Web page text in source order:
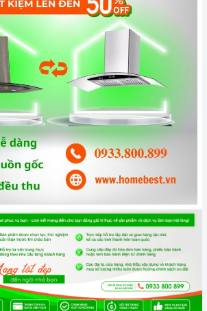
Turbin đôi
dựa trên nguyên tắc của quạt thông
màng lọc. Máy thường bao gồm các bộ
lớp toa inox bên ngoài, hệ thống dẫn khí,
chiếu sáng, bảng điều khiển tốc độ
nấu ăn thêm thuận lợi.
pháp hút mùi trực tiếp tức mùi được
ống thoát
D120/150. Đồng thời
bằng than hoạt tính sẽ giúp cho không